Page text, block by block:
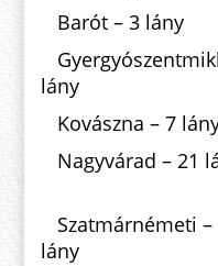
Barót – 3 lány
lány
Kovászna – 7
Nagyvárad – 21
Szatmárnémeti –
lány